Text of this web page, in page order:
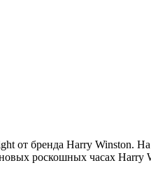
от бренда Harry Winston.
роскошных часах Harry